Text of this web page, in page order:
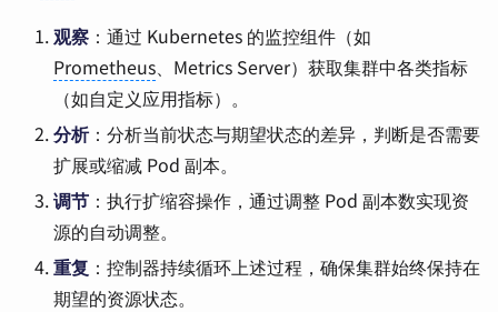
观察 ：通过 Kubernetes 的监控组件（如
Prometheus、Metrics Server）获取集群中各类指标
（如自定义应用指标）。
分析：分析当前状态与期望状态的差异，判断是否需要
扩展或缩减 Pod 副本。
调节 ：执行扩缩容操作，通过调整 Pod 副本数实现资
源的自动调整。
重复 ：控制器持续循环上述过程，确保集群始终保持在
期望的资源状态。